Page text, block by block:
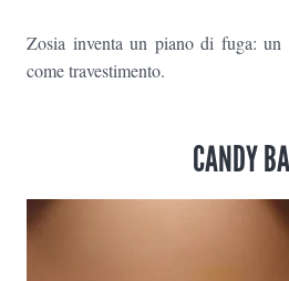
Zosia inventa un piano di fuga: un
come travestimento.
CANDY